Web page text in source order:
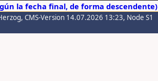
la fecha final, de forma descendente)
, CMS-Version 14.07.2026 13:23, Node S1